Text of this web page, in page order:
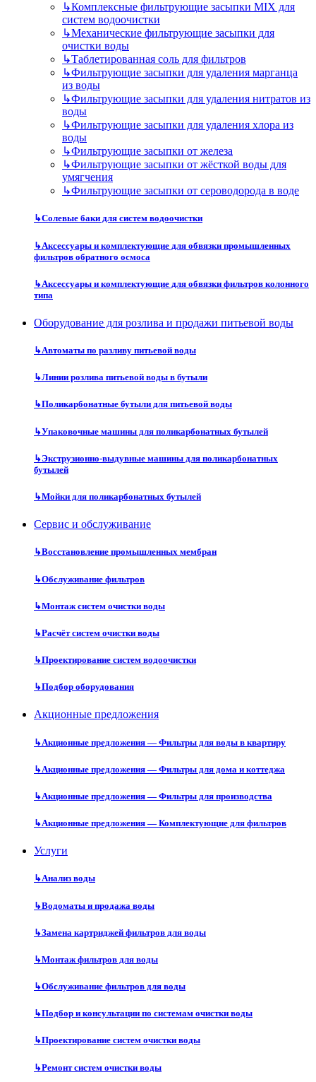
↳Комплексные фильтрующие засыпки MIX для
систем водоочистки
↳Механические фильтрующие засыпки для
очистки воды
↳Таблетированная соль для фильтров
↳Фильтрующие засыпки для удаления марганца
из воды
↳Фильтрующие засыпки для удаления нитратов из
воды
↳Фильтрующие засыпки для удаления хлора из
воды
↳Фильтрующие засыпки от железа
↳Фильтрующие засыпки от жёсткой воды для
умягчения
↳Фильтрующие засыпки от сероводорода в воде
↳Солевые баки для систем водоочистки
↳Аксессуары и комплектующие для обвязки промышленных
фильтров обратного осмоса
↳Аксессуары и комплектующие для обвязки фильтров колонного
типа
Оборудование для розлива и продажи питьевой воды
↳Автоматы по разливу питьевой воды
↳Линии розлива питьевой воды в бутыли
↳Поликарбонатные бутыли для питьевой воды
↳Упаковочные машины для поликарбонатных бутылей
↳Экструзионно-выдувные машины для поликарбонатных
бутылей
↳Мойки для поликарбонатных бутылей
Сервис и обслуживание
↳Восстановление промышленных мембран
↳Обслуживание фильтров
↳Монтаж систем очистки воды
↳Расчёт систем очистки воды
↳Проектирование систем водоочистки
↳Подбор оборудования
Акционные предложения
↳Акционные предложения — Фильтры для воды в квартиру
↳Акционные предложения — Фильтры для дома и коттеджа
↳Акционные предложения — Фильтры для производства
↳Акционные предложения — Комплектующие для фильтров
Услуги
↳Анализ воды
↳Водоматы и продажа воды
↳Замена картриджей фильтров для воды
↳Монтаж фильтров для воды
↳Обслуживание фильтров для воды
↳Подбор и консультации по системам очистки воды
↳Проектирование систем очистки воды
↳Ремонт систем очистки воды